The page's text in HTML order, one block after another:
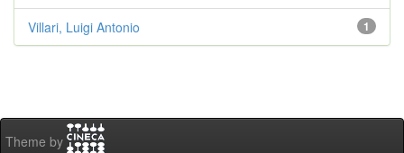
1
Villari, Luigi Antonio
Theme by